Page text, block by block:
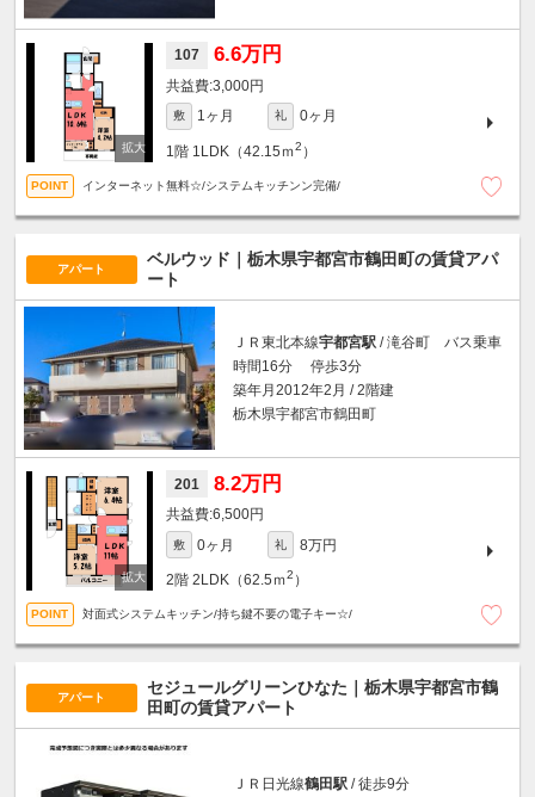
107 6.6万円
3,000円
敷 1ヶ月 礼 0ヶ月
1階 1LDK（42.15ｍ2 ）
インターネット無料☆/システムキッチンン完備/
アパート
ベルウッド｜栃木県宇都宮市鶴田町の賃貸アパ
ート
ＪＲ東北本線宇都宮駅 / 滝谷町 バス乗車
時間16分 停歩3分
築年月2012年2月 / 2階建
栃木県宇都宮市鶴田町
201 8.2万円
6,500円
敷 0ヶ月 礼 8万円
2階 2LDK（62.5ｍ2 ）
対面式システムキッチン/持ち鍵不要の電子キー☆/
アパート
セジュールグリーンひなた｜栃木県宇都宮市鶴
田町の賃貸アパート
ＪＲ日光線鶴田駅 / 徒歩9分